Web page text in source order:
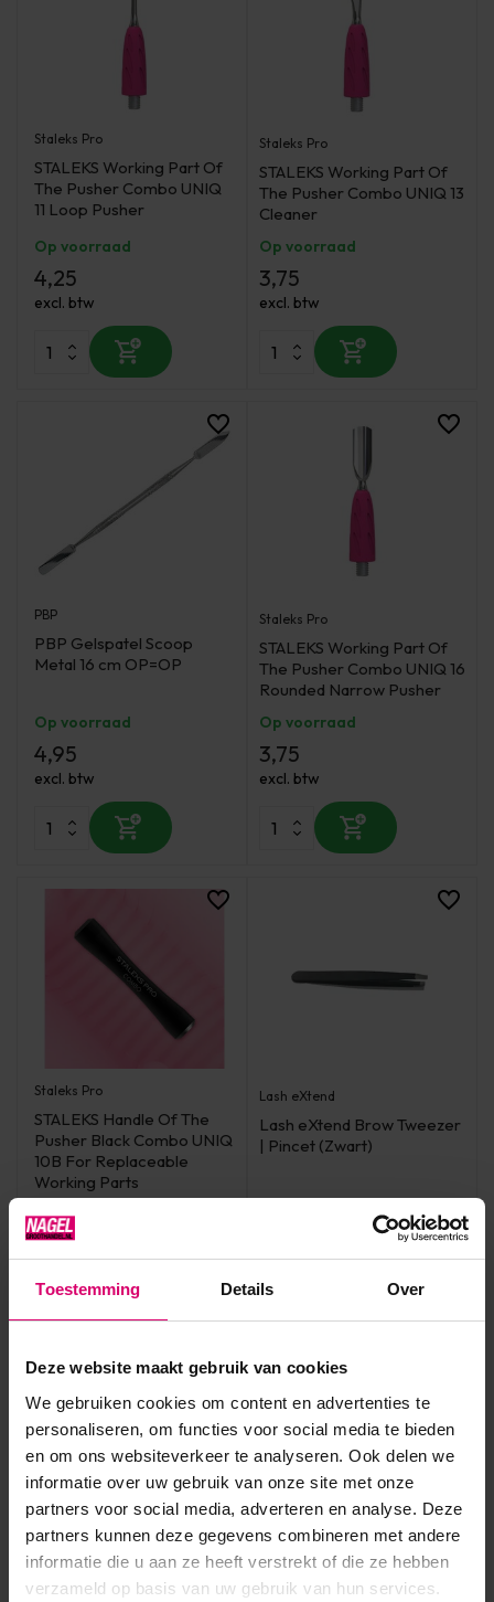
Toestemming Details Over
Deze website maakt gebruik van cookies
We gebruiken cookies om content en advertenties te
personaliseren, om functies voor social media te bieden
en om ons websiteverkeer te analyseren. Ook delen we
informatie over uw gebruik van onze site met onze
partners voor social media, adverteren en analyse. Deze
partners kunnen deze gegevens combineren met andere
informatie die u aan ze heeft verstrekt of die ze hebben
verzameld op basis van uw gebruik van hun services.
Staleks Pro
STALEKS Working Part Of
The Pusher Combo UNIQ
11 Loop Pusher
Op voorraad
4,25
excl. btw
Staleks Pro
STALEKS Working Part Of
The Pusher Combo UNIQ 13
Cleaner
Op voorraad
3,75
excl. btw
PBP
PBP Gelspatel Scoop
Metal 16 cm OP=OP
Op voorraad
4,95
excl. btw
Staleks Pro
STALEKS Working Part Of
The Pusher Combo UNIQ 16
Rounded Narrow Pusher
Op voorraad
3,75
excl. btw
Staleks Pro
STALEKS Handle Of The
Pusher Black Combo UNIQ
10B For Replaceable
Working Parts
Op voorraad
2,50
Lash eXtend
Lash eXtend Brow Tweezer
| Pincet (Zwart)
Blink Lashes